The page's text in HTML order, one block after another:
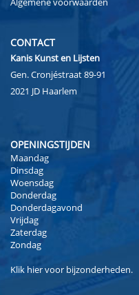
CONTACT
Kanis Kunst en Lijsten
Gen. Cronjéstraat 89-91
2021 JD Haarlem
OPENINGSTIJDEN
Maandag
Dinsdag
Woensdag
Donderdag
Donderdagavond
Vrijdag
Zaterdag
Zondag
Klik hiervoor bijzonderheden.